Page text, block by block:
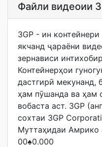
Файли видеоии
3GP - ин
якчанд ҷараёни
зернависи
Контейнерҳои
дастгирӣ мекунанд,
ҳам пӯшанда ва ҳам
вобаста аст. 3GP
сохтаи 3GP
Муттаҳидаи Амрико
00♠0.000